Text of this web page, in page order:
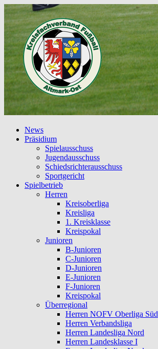
News
Präsidium
Spielausschuss
Jugendausschuss
Schiedsrichterausschuss
Sportgericht
Spielbetrieb
Herren
Kreisoberliga
Kreisliga
1. Kreisklasse
Kreispokal
Junioren
B-Junioren
C-Junioren
D-Junioren
E-Junioren
F-Junioren
Kreispokal
Überregional
Herren NOFV Oberliga Süd
Herren Verbandsliga
Herren Landesliga Nord
Herren Landesklasse I